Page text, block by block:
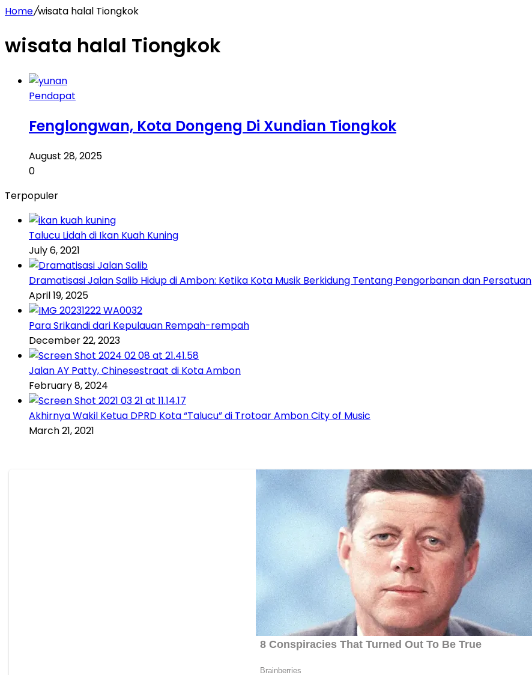
Home/wisata halal Tiongkok
wisata halal Tiongkok
Pendapat
Fenglongwan, Kota Dongeng Di Xundian Tiongkok
August 28, 2025
0
Terpopuler
Talucu Lidah di Ikan Kuah Kuning
July 6, 2021
Dramatisasi Jalan Salib Hidup di Ambon: Ketika Kota Musik Berkidung Tentang Pengorbanan dan Persatuan
April 19, 2025
Para Srikandi dari Kepulauan Rempah-rempah
December 22, 2023
Jalan AY Patty, Chinesestraat di Kota Ambon
February 8, 2024
Akhirnya Wakil Ketua DPRD Kota “Talucu” di Trotoar Ambon City of Music
March 21, 2021